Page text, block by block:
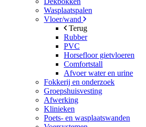
Wasplaatspalen
Vloer/wand
Terug
Rubber
PVC
Horsefloor gietvloeren
Comfortstall
Afvoer water en urine
Fokkerij en onderzoek
Groepshuisvesting
Afwerking
Klinieken
Poets- en wasplaatswanden